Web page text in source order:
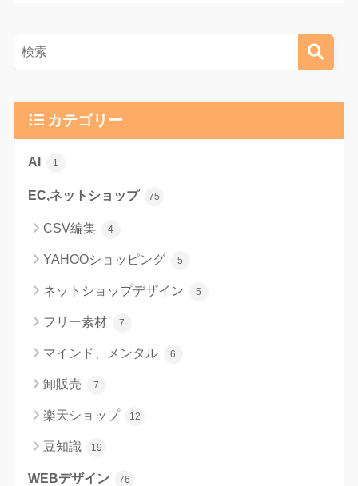
カテゴリー
AI 1
EC,ネットショップ 75
CSV編集 4
YAHOOショッピング 5
ネットショップデザイン 5
フリー素材 7
マインド、メンタル 6
卸販売 7
楽天ショップ 12
豆知識 19
WEBデザイン 76